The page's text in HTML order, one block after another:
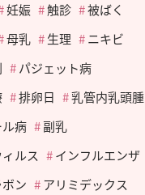
妊娠 触診
被ばく
母乳 生理
ニキビ
パジェット病
排卵日
乳管内乳頭腫
病
副乳
ルス
インフルエンザ
ン
アリミデックス